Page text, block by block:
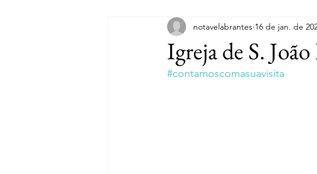
Aldeia do Mato e Souto Alvega e
Mouriscas Pego Rio de Moinhos
Igreja de S.
notavelabrantes 16 de jan. de
#contamoscomasuavisita